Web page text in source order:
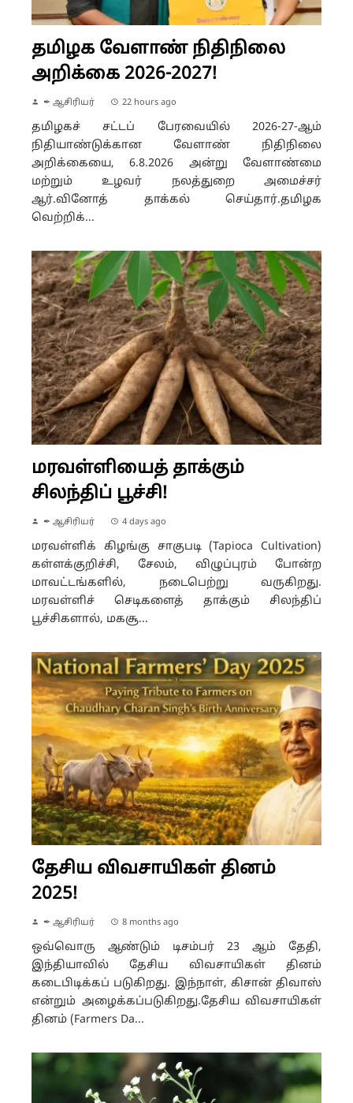
தமிழக வேளாண் நிதிநிலை
அறிக்கை 2026-2027!
✒ ஆசிரியர் 22 hours ago
தமிழகச் சட்டப் பேரவையில் 2026-27-ஆம்
நிதியாண்டுக்கான வேளாண் நிதிநிலை
அறிக்கையை, 6.8.2026 அன்று வேளாண்மை
மற்றும் உழவர் நலத்துறை அமைச்சர்
ஆர்.வினோத் தாக்கல் செய்தார்.தமிழக
வெற்றிக்...
மரவள்ளியைத் தாக்கும்
சிலந்திப் பூச்சி!
✒ ஆசிரியர் 4 days ago
மரவள்ளிக் கிழங்கு சாகுபடி (Tapioca Cultivation)
கள்ளக்குறிச்சி, சேலம், விழுப்புரம் போன்ற
மாவட்டங்களில், நடைபெற்று வருகிறது.
மரவள்ளிச் செடிகளைத் தாக்கும் சிலந்திப்
பூச்சிகளால், மகசூ...
தேசிய விவசாயிகள் தினம்
2025!
✒ ஆசிரியர் 8 months ago
ஒவ்வொரு ஆண்டும் டிசம்பர் 23 ஆம் தேதி,
இந்தியாவில் தேசிய விவசாயிகள் தினம்
கடைபிடிக்கப் படுகிறது. இந்நாள், கிசான் திவாஸ்
என்றும் அழைக்கப்படுகிறது.தேசிய விவசாயிகள்
தினம் (Farmers Da...